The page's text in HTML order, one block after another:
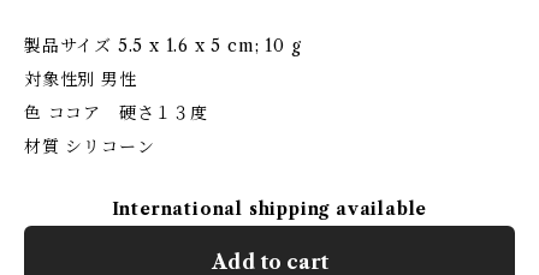
製品サイズ ‎5.5 x 1.6 x 5 cm; 10 g
対象性別 ‎男性
色 ‎ココア 硬さ１３度
材質 ‎シリコーン
International shipping available
Add to cart